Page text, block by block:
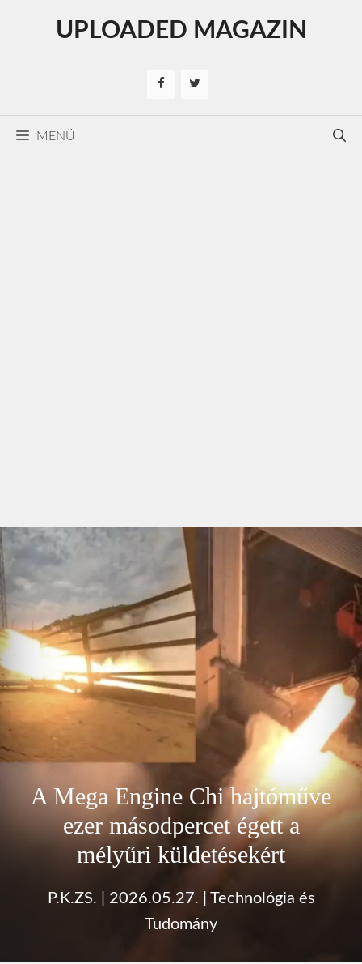
UPLOADED MAGAZIN
MENÜ
A Mega Engine Chi hajtóműve
ezer másodpercet égett a
mélyűri küldetésekért
P.K.ZS. 2026.05.27.
Technológia és
Tudomány